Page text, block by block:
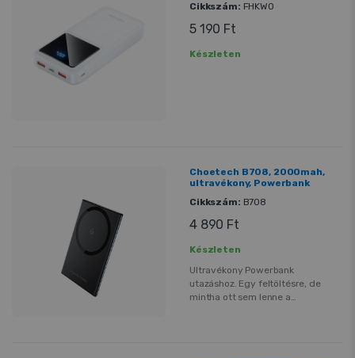
Cikkszám: FHKW0
5 190 Ft
Készleten
Choetech B708, 2000mah,
ultravékony, Powerbank
Cikkszám: B708
4 890 Ft
Készleten
Ultravékony Powerbank
utazáshoz. Egy feltöltésre, de
mintha ott sem lenne a